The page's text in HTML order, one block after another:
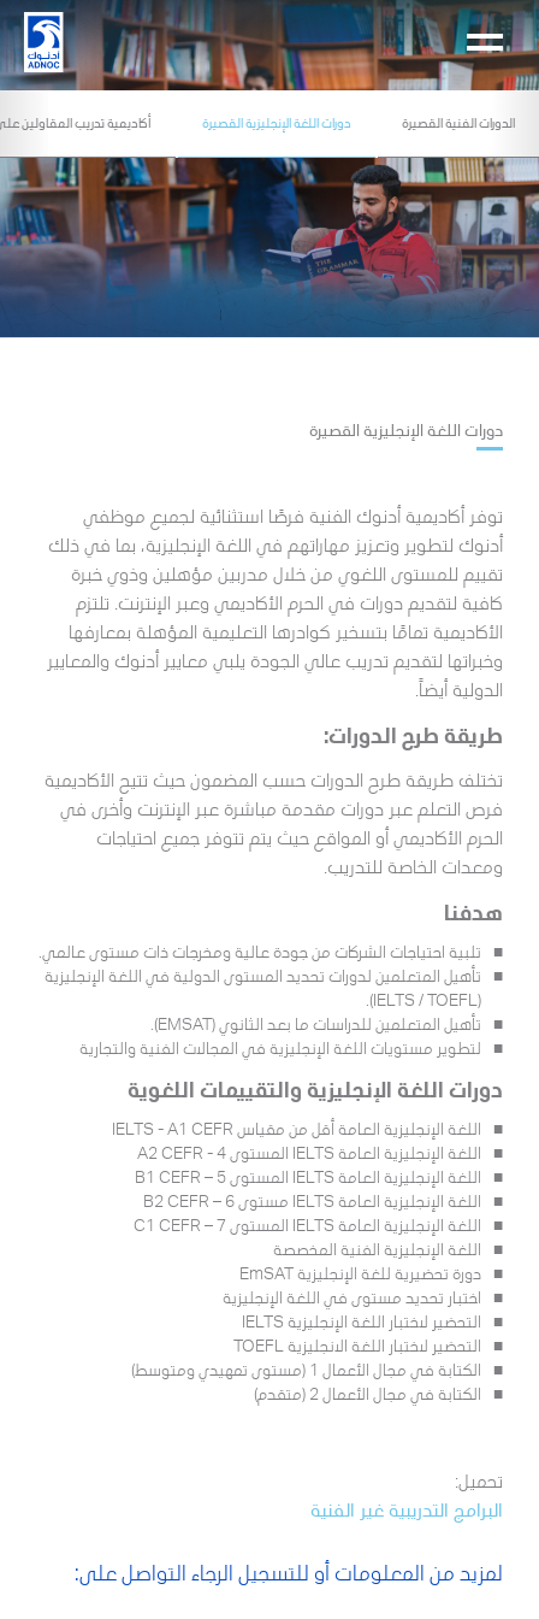
الدورات الفنية القصيرة دورات اللغة الإنجليزية القصيرة أكاديمية تدريب المقاولين
دورات اللغة الإنجليزية القصيرة
توفر أكاديمية أدنوك الفنية فرصًا استثنائية لجميع موظفي
أدنوك لتطوير وتعزيز مهاراتهم في اللغة الإنجليزية، بما في ذلك
تقييم للمستوى اللغوي من خلال مدربين مؤهلين وذوي خبرة
كافية لتقديم دورات في الحرم الأكاديمي وعبر الإنترنت. تلتزم
الأكاديمية تمامًا بتسخير كوادرها التعليمية المؤهلة بمعارفها
وخبراتها لتقديم تدريب عالي الجودة يلبي معايير أدنوك والمعايير
الدولية أيضاً.
طريقة طرح الدورات:
تختلف طريقة طرح الدورات حسب المضمون حيث تتيح الأكاديمية
فرص التعلم عبر دورات مقدمة مباشرة عبر الإنترنت وأخرى في
الحرم الأكاديمي أو المواقع حيث يتم تتوفر جميع احتياجات
ومعدات الخاصة للتدريب.
هدفنا
تلبية احتياجات الشركات من جودة عالية ومخرجات ذات مستوى عالمي.
تأهيل المتعلمين لدورات تحديد المستوى الدولية في اللغة الإنجليزية
(IELTS / TOEFL).
تأهيل المتعلمين للدراسات ما بعد الثانوي (EMSAT).
لتطوير مستويات اللغة الإنجليزية في المجالات الفنية والتجارية
دورات اللغة الإنجليزية والتقييمات اللغوية
اللغة الإنجليزية العامة أقل من مقياس IELTS - A1 CEFR
اللغة الإنجليزية العامة IELTS المستوى 4 - A2 CEFR
اللغة الإنجليزية العامة IELTS المستوى 5 – B1 CEFR
اللغة الإنجليزية العامة IELTS مستوى 6 – B2 CEFR
اللغة الإنجليزية العامة IELTS المستوى 7 – C1 CEFR
اللغة الإنجليزية الفنية المخصصة
دورة تحضيرية للغة الإنجليزية EmSAT
اختبار تحديد مستوى في اللغة الإنجليزية
التحضير لاختبار اللغة الإنجليزية IELTS
التحضير لاختبار اللغة الانجليزية TOEFL
الكتابة في مجال الأعمال 1 (مستوى تمهيدي ومتوسط)
الكتابة في مجال الأعمال 2 (متقدم)
تحميل:
البرامج التدريبية غير الفنية
لمزيد من المعلومات أو للتسجيل الرجاء التواصل على: